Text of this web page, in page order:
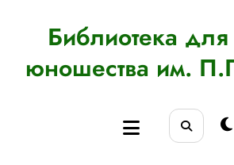
содержимомуБиблиотека
юношества им.